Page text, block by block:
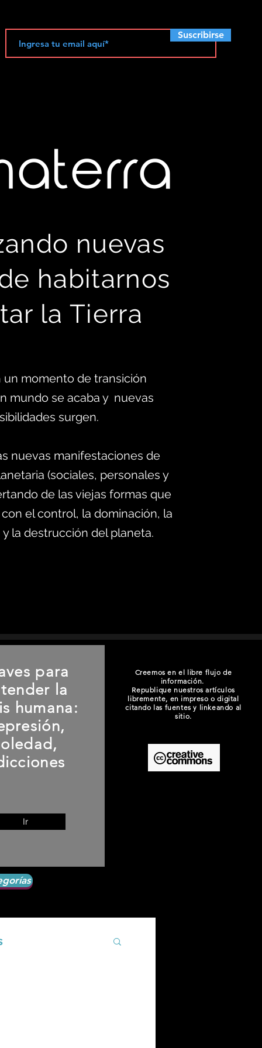
Suscribirse
nuevas
e habitarnos
la Tierra
un momento de transición
mundo se acaba y nuevas
surgen.
nuevas manifestaciones de
(sociales, personales y
de las viejas formas que
el control, la dominación, la
la destrucción del planeta.
para
la
humana:
Ir
Creemos en el libre flujo de
información.
Republique nuestros artículos
libremente, en impreso o digital
citando las fuentes y linkeando al
sitio.